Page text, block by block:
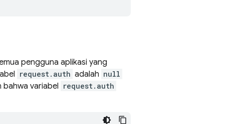
pengguna aplikasi yang
request.auth adalah null
bahwa variabel request.auth